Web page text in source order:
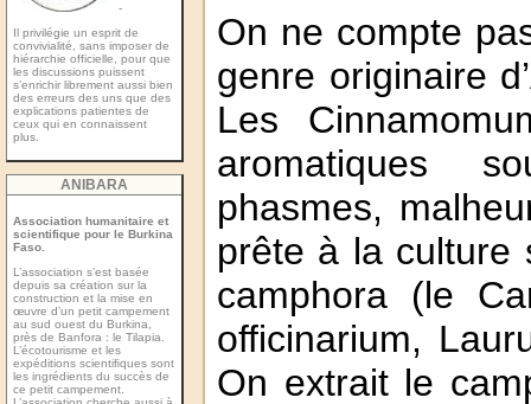
-
Il privilégie un esprit de
convivialité, sans imposer de
hiérarchie officielle, pour que
les discussions puissent
s’enrichir librement aussi bien
des erreurs des uns que des
explications patientes de
ceux qui en connaissent
plus.
ANIBARA
Association humanitaire et
scientifique pour le Burkina
Faso.
L’association s’est basée
depuis sa création sur la
construction et la mise en
œuvre d’un petit campement
au sud ouest du Burkina,
près de Banfora : le Tilapia.
L’écotourisme et les
expéditions scientiﬁques sont
les ingrédients du succès de
ce petit campement.
On ne compte
genre originaire
Les
aromatiques
phasmes,
prête à la culture
camphora (le
officinarium,
On extrait le